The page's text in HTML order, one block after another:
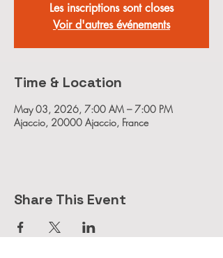
Les inscriptions sont closes
Voir d'autres événements
Time & Location
May 03, 2026, 7:00 AM – 7:00 PM
Ajaccio, 20000 Ajaccio, France
Share This Event